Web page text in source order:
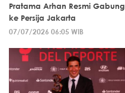
Pratama Arhan Resmi Gabung
ke Persija Jakarta
07/07/2026 06:05 WIB